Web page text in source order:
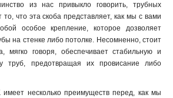
из нас привыкло говорить, трубных
что эта скоба представляет, как мы с вами
особое крепление, которое дозволяет
на стенке либо потолке. Несомненно, стоит
мягко говоря, обеспечивает стабильную и
труб, предотвращая их провисание либо
несколько преимуществ перед, как мы